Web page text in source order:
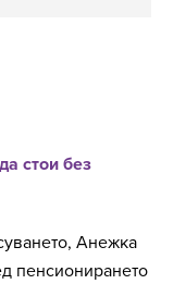
стои без
Анежка
пенсионирането